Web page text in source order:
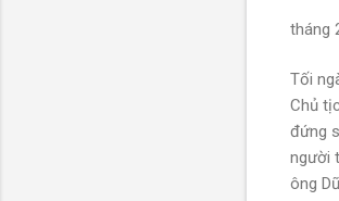
tháng
Tối
Chủ
đứng
người
ông